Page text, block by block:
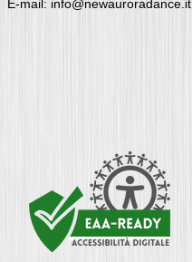
E-mail: info@newauroradance.it